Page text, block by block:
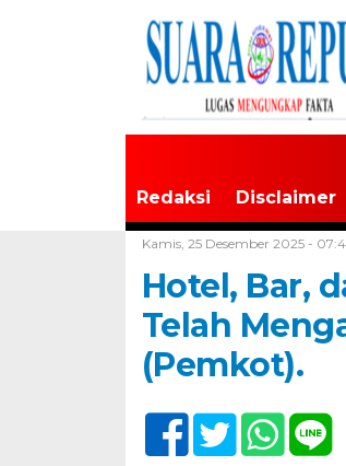
Redaksi Disclaimer
Kamis, 25 Desember 2025 -
Hotel, Bar,
Telah
(Pemkot).